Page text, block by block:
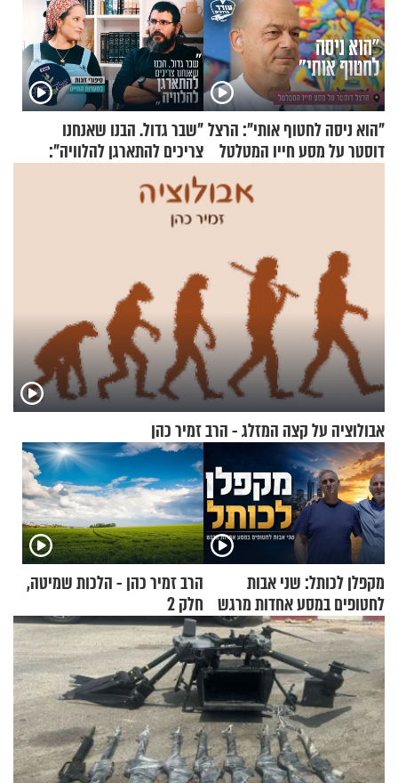
"הוא ניסה לחטוף אותי": הרצל
דוסטר על מסע חייו המטלטל
"שבר גדול. הבנו שאנחנו
צריכים להתארגן להלוויה":
זוגיות במבחן, הפעם עם מרים
וגד דנינו
אבולוציה על קצה המזלג - הרב זמיר כהן
מקפלן לכותל: שני אבות
לחטופים במסע אחדות מרגש
הרב זמיר כהן - הלכות שמיטה,
חלק 2